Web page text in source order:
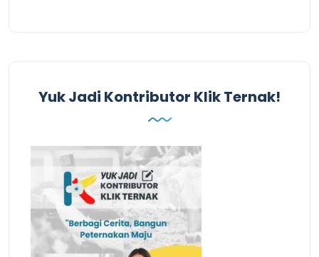
Yuk Jadi Kontributor Klik Ternak!